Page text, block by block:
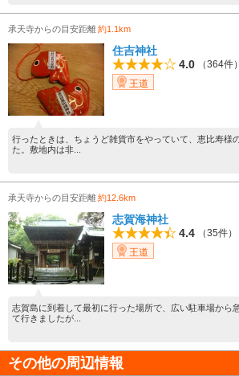
承天寺からの目安距離約1.1km
住吉神社
4.0
（364件）
王道
行ったときは、ちょうど雑貨市をやっていて、恵比寿様
た。敷地内は非...
承天寺からの目安距離約12.6km
志賀海神社
4.4
（35件）
王道
志賀島に到着して最初に行った場所で、広い駐車場から
て行きましたが...
その他の周辺情報